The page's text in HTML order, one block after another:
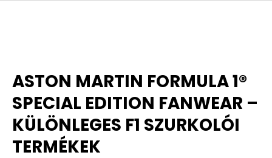
ASTON MARTIN FORMULA 1®
SPECIAL EDITION FANWEAR –
KÜLÖNLEGES F1 SZURKOLÓI
TERMÉKEK